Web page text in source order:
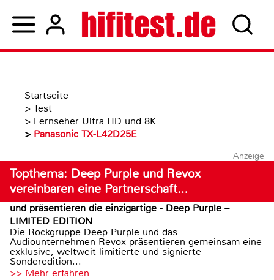
Startseite
> Test
> Fernseher Ultra HD und 8K
> Panasonic TX-L42D25E
Anzeige
Topthema: Deep Purple und Revox
vereinbaren eine Partnerschaft…
und präsentieren die einzigartige - Deep Purple –
LIMITED EDITION
Die Rockgruppe Deep Purple und das
Audiounternehmen Revox präsentieren gemeinsam eine
exklusive, weltweit limitierte und signierte
Sonderedition...
>> Mehr erfahren